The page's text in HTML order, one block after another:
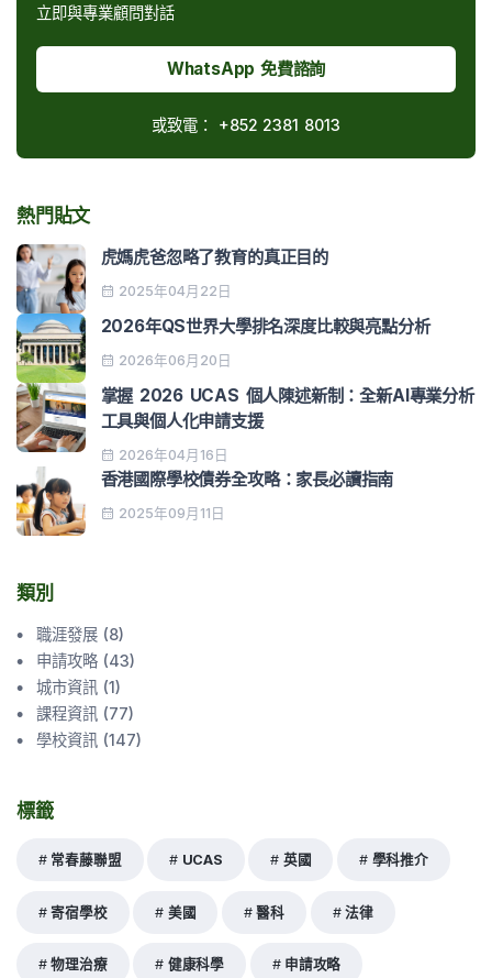
立即與專業顧問對話
WhatsApp 免費諮詢
或致電： +852 2381 8013
熱門貼文
虎媽虎爸忽略了教育的真正目的
2025年04月22日
2026年QS世界大學排名深度比較與亮點分析
2026年06月20日
掌握 2026 UCAS 個人陳述新制：全新AI專業分析
工具與個人化申請支援
2026年04月16日
香港國際學校債券全攻略：家長必讀指南
2025年09月11日
類別
職涯發展 (8)
申請攻略 (43)
城市資訊 (1)
課程資訊 (77)
學校資訊 (147)
標籤
常春藤聯盟 UCAS 英國 學科推介
寄宿學校 美國 醫科 法律
物理治療 健康科學 申請攻略